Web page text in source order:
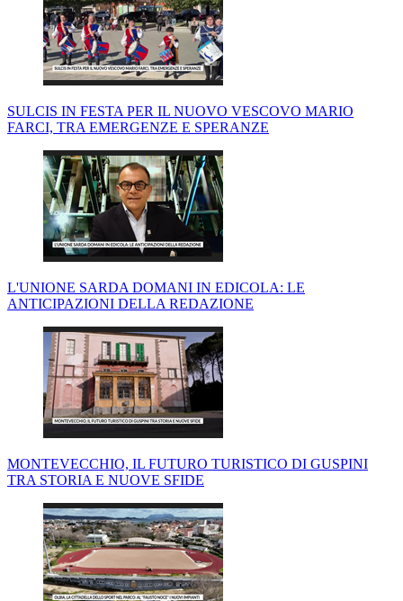
SULCIS IN FESTA PER IL NUOVO VESCOVO MARIO
FARCI, TRA EMERGENZE E SPERANZE
L'UNIONE SARDA DOMANI IN EDICOLA: LE
ANTICIPAZIONI DELLA REDAZIONE
MONTEVECCHIO, IL FUTURO TURISTICO DI GUSPINI
TRA STORIA E NUOVE SFIDE